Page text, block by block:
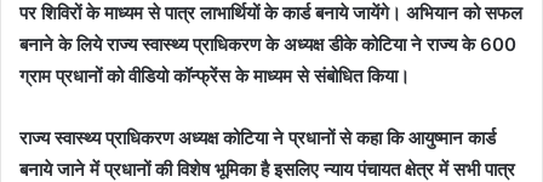
पर शिविरों के माध्यम से पात्र लाभार्थियों के कार्ड बनाये जायेंगे। अभियान को सफल
बनाने के लिये राज्य स्वास्थ्य प्राधिकरण के अध्यक्ष डीके कोटिया ने राज्य के 600
ग्राम प्रधानों को वीडियो कॉन्फ्रेंस के माध्यम से संबोधित किया।
राज्य स्वास्थ्य प्राधिकरण अध्यक्ष कोटिया ने प्रधानों से कहा कि आयुष्मान कार्ड
बनाये जाने में प्रधानों की विशेष भूमिका है इसलिए न्याय पंचायत क्षेत्र में सभी पात्र